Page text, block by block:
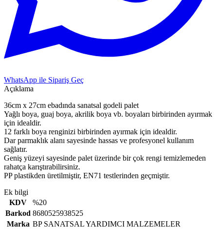
WhatsApp ile Sipariş Geç
Açıklama
36cm x 27cm ebadında sanatsal godeli palet
Yağlı boya, guaj boya, akrilik boya vb. boyaları birbirinden ayırmak
için idealdir.
12 farklı boya renginizi birbirinden ayırmak için idealdir.
Dar parmaklık alanı sayesinde hassas ve profesyonel kullanım
sağlatır.
Geniş yüzeyi sayesinde palet üzerinde bir çok rengi temizlemeden
rahatça karıştırabilirsiniz.
PP plastikden üretilmiştir, EN71 testlerinden geçmiştir.
Ek bilgi
KDV
%20
Barkod 8680525938525
Marka BP SANATSAL YARDIMCI MALZEMELER